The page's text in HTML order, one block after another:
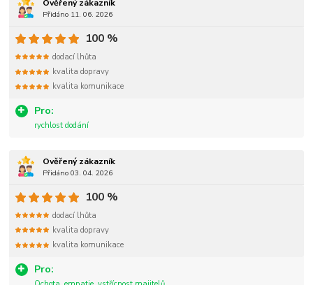
Ověřený zákazník
Přidáno 11. 06. 2026
Pro:
rychlost dodání
100 %
dodací lhůta
kvalita dopravy
kvalita komunikace
Ověřený zákazník
Přidáno 03. 04. 2026
Pro:
100 %
dodací lhůta
kvalita dopravy
kvalita komunikace